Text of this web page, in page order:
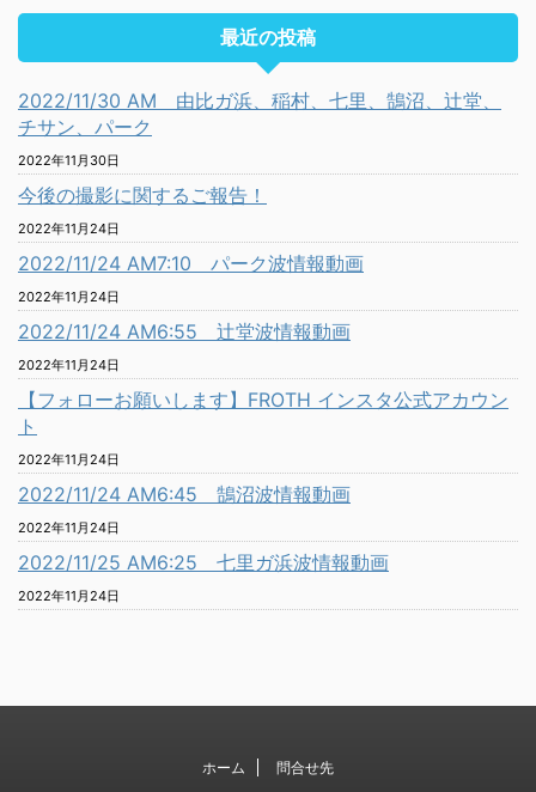
最近の投稿
2022/11/30 AM 由比ガ浜、稲村、七里、鵠沼、辻堂、
チサン、パーク
2022年11月30日
今後の撮影に関するご報告！
2022年11月24日
2022/11/24 AM7:10 パーク波情報動画
2022年11月24日
2022/11/24 AM6:55 辻堂波情報動画
2022年11月24日
【フォローお願いします】FROTH インスタ公式アカウン
ト
2022年11月24日
2022/11/24 AM6:45 鵠沼波情報動画
2022年11月24日
2022/11/25 AM6:25 七里ガ浜波情報動画
2022年11月24日
ホーム 問合せ先